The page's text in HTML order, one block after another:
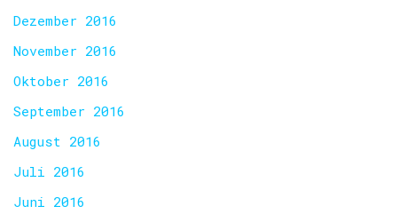
Dezember 2016
November 2016
Oktober 2016
September 2016
August 2016
Juli 2016
Juni 2016